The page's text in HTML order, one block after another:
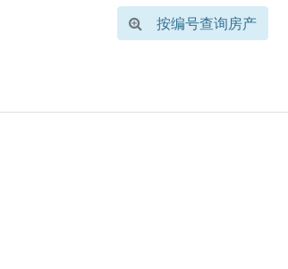
按编号查询房产